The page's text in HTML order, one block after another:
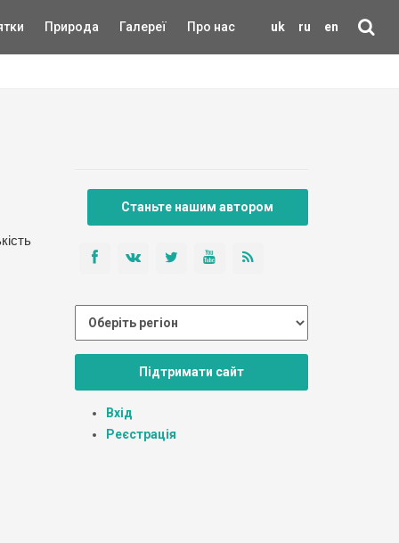
uk ru en
Природа Галереї Про нас
Станьте нашим автором
Підтримати сайт
Вхід
Реєстрація